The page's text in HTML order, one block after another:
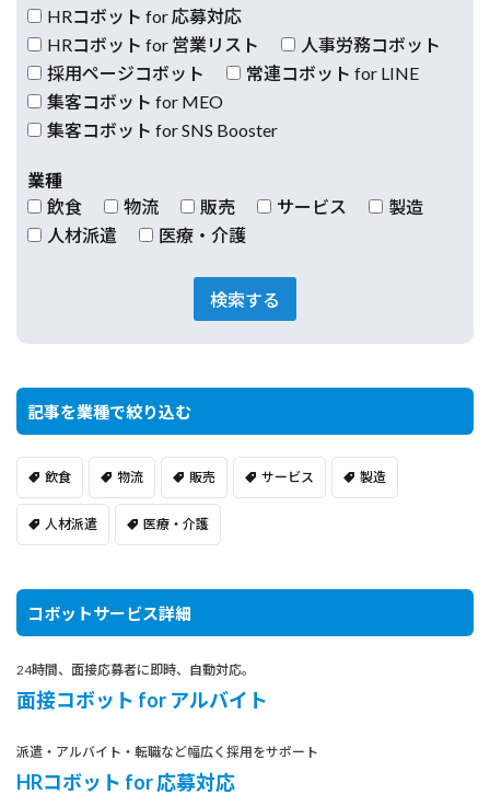
HRコボット for 応募対応
HRコボット for 営業リスト
人事労務コボット
採用ページコボット
常連コボット for LINE
集客コボット for MEO
集客コボット for SNS Booster
業種
飲食
物流 販売 サービス
製造
人材派遣
医療・介護
検索する
記事を業種で絞り込む
飲食 物流 販売 サービス 製造
人材派遣 医療・介護
コボットサービス詳細
24時間、面接応募者に即時、自動対応。
面接コボット for アルバイト
派遣・アルバイト・転職など幅広く採用をサポート
HRコボット for 応募対応